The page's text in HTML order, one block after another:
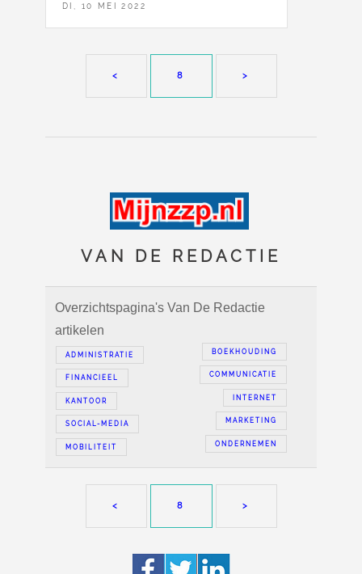
DI, 10 MEI 2022
< 8 >
VAN DE REDACTIE
Overzichtspagina's Van De Redactie
artikelen
BOEKHOUDING
ADMINISTRATIE
COMMUNICATIE
FINANCIEEL
INTERNET
KANTOOR
MARKETING
SOCIAL-MEDIA
ONDERNEMEN
MOBILITEIT
< 8 >